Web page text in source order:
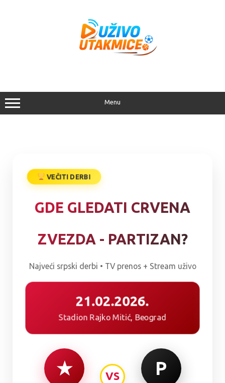
Menu
VEČITI DERBI
GDE GLEDATI CRVENA
ZVEZDA - PARTIZAN?
Najveći srpski derbi • TV prenos + Stream uživo
21.02.2026.
Stadion Rajko Mitić, Beograd
★ VS P